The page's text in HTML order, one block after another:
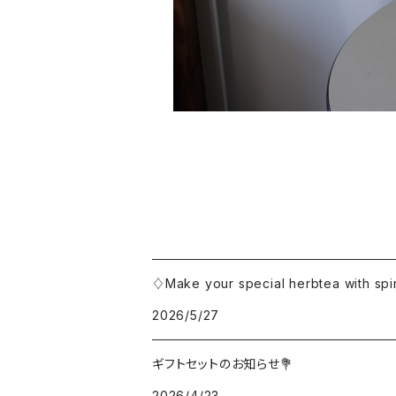
♢Make your special herbtea with
2026/5/27
ギフトセットのお知らせ💐